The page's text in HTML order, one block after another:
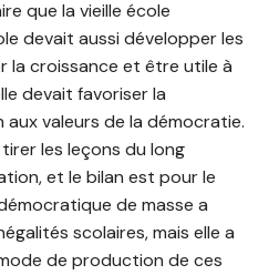
que la vieille école
devait aussi développer les
la croissance et être utile à
devait favoriser la
aux valeurs de la démocratie.
les leçons du long
et le bilan est pour le
de masse a
scolaires, mais elle a
de production de ces